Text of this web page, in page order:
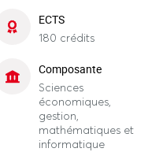
ECTS
180 crédits
Composante
Sciences
économiques,
gestion,
mathématiques et
informatique